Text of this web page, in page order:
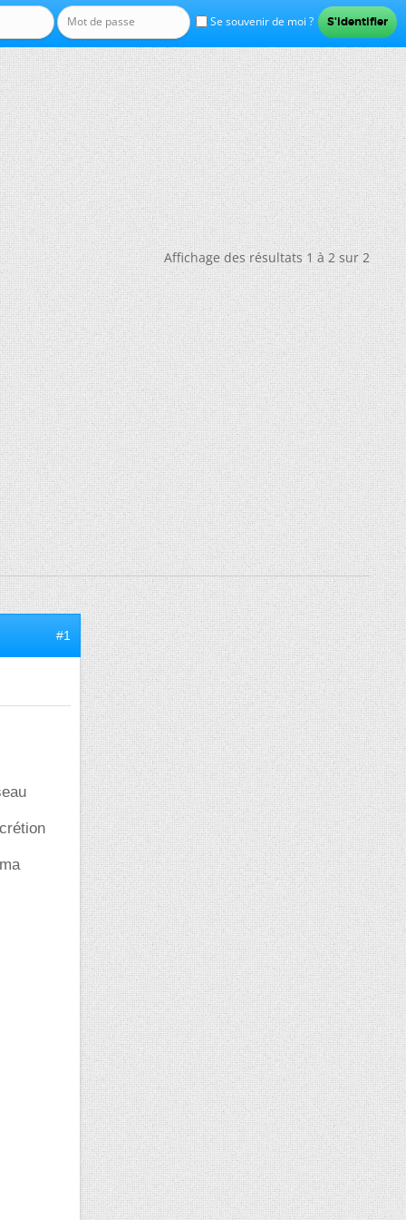
Se souvenir de moi ?
Affichage des résultats 1 à 2 sur 2
#1